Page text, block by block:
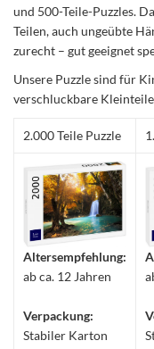
und 500-Teile-Puzzles.
Teilen, auch ungeübte
zurecht – gut geeignet
Unsere Puzzle sind für
verschluckbare
2.000 Teile Puzzle
Altersempfehlung:
ab ca. 12 Jahren
Verpackung:
Stabiler Karton